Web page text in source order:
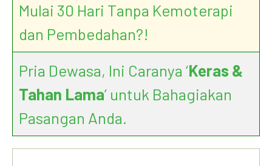
Mulai 30 Hari Tanpa Kemoterapi
dan Pembedahan?!
Pria Dewasa, Ini Caranya ‘Keras &
Tahan Lama’ untuk Bahagiakan
Pasangan Anda.